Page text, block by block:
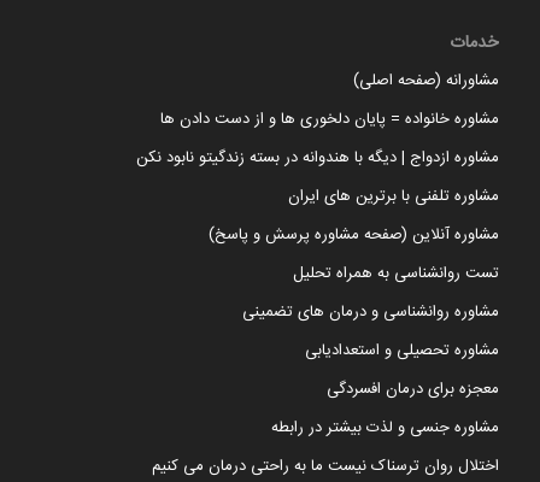
خدمات
مشاورانه (صفحه اصلی)
مشاوره خانواده = پایان دلخوری ها و از دست دادن ها
مشاوره ازدواج | دیگه با هندوانه در بسته زندگیتو نابود نکن
مشاوره تلفنی با برترین های ایران
مشاوره آنلاین (صفحه مشاوره پرسش و پاسخ)
تست روانشناسی به همراه تحلیل
مشاوره روانشناسی و درمان های تضمینی
مشاوره تحصیلی و استعدادیابی
معجزه برای درمان افسردگی
مشاوره جنسی و لذت بیشتر در رابطه
اختلال روان ترسناک نیست ما به راحتی درمان می کنیم